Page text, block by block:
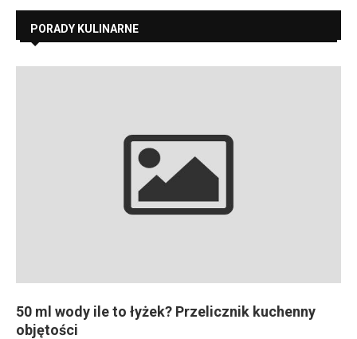
PORADY KULINARNE
50 ml wody ile to łyżek? Przelicznik kuchenny
objętości